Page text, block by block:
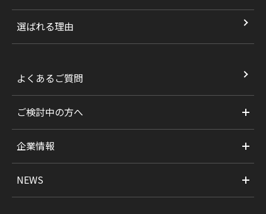
選ばれる理由
よくあるご質問
ご検討中の方へ
企業情報
NEWS